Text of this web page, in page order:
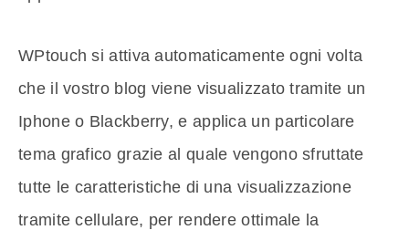
WPtouch si attiva automaticamente ogni volta
che il vostro blog viene visualizzato tramite un
Iphone o Blackberry, e applica un particolare
tema grafico grazie al quale vengono sfruttate
tutte le caratteristiche di una visualizzazione
tramite cellulare, per rendere ottimale la